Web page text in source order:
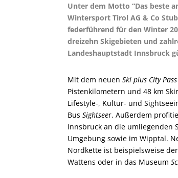
Unter dem Motto “Das beste
Wintersport Tirol AG & Co
federführend für den Winter
dreizehn Skigebieten und
Landeshauptstadt Innsbruck
Mit dem neuen Ski plus City
Pistenkilometern und 48 km
Lifestyle-, Kultur- und
Bus Sightseer. Außerdem
Innsbruck an die umliegenden
Umgebung sowie im Wipptal.
Nordkette ist beispielsweise
Wattens oder in das Museum